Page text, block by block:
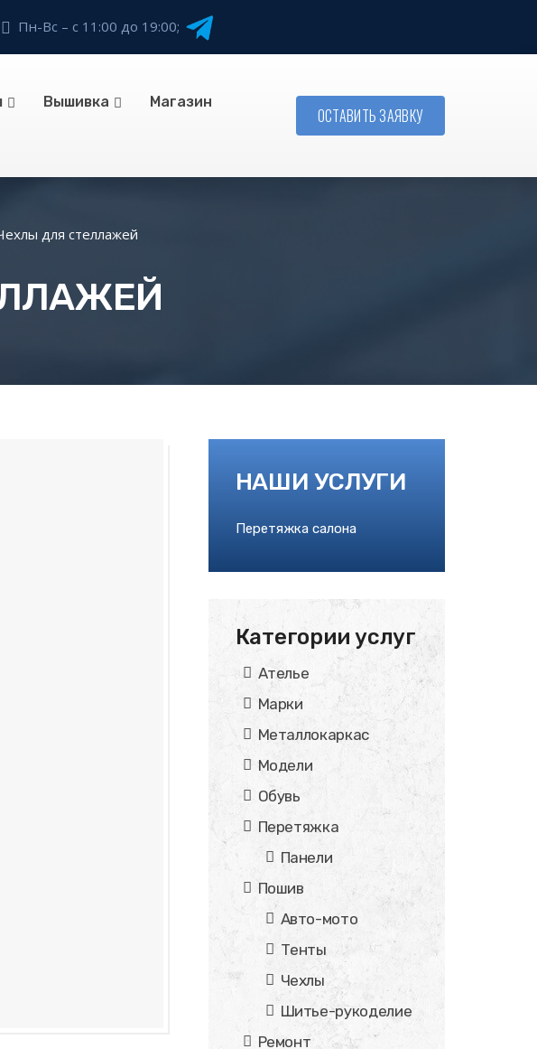
Пн-Вс – с 11:00 до 19:00;
Вышивка
Магазин
ОСТАВИТЬ ЗАЯВКУ
для стеллажей
НАШИ УСЛУГИ
Перетяжка салона
Категории услуг
Ателье
Марки
Металлокаркас
Модели
Обувь
Перетяжка
Панели
Пошив
Авто-мото
Тенты
Чехлы
Шитье-рукоделие
Ремонт